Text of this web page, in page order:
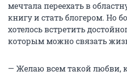
мечтала переехать в
книгу и стать блогером. Но
хотелось встретить
которым можно связать
— Желаю всем такой любви,